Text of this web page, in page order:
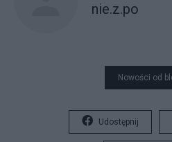
nie.z.po
Nowości od
Udostępnij